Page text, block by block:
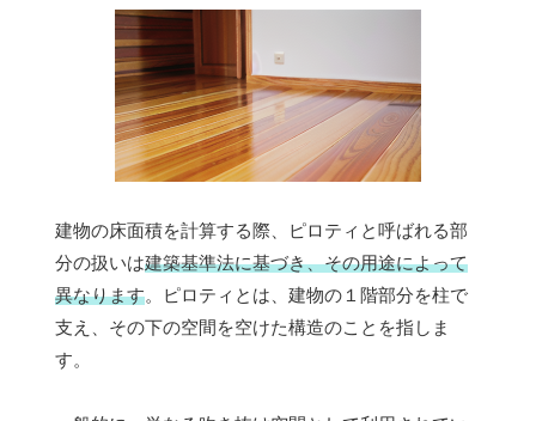
建物の床面積を計算する際、ピロティと呼ばれる部
分の扱いは建築基準法に基づき、その用途によって
異なります。ピロティとは、建物の１階部分を柱で
支え、その下の空間を空けた構造のことを指しま
す。